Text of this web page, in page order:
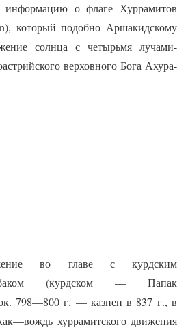
информацию о флаге Хуррамитов
который подобно Аршакидскому
солнца с четырьмя лучами-
верховного Бога Ахура-
во главе с курдским
(курдском — Папак
798—800 г. — казнен в 837 г., в
хуррамитского движения